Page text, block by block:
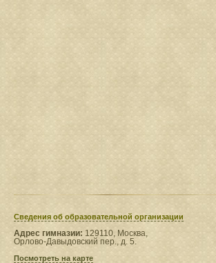
Сведения​ об образовательной организации
Адрес гимназии: 129110, Москва,
Орлово-Давыдовский пер., д. 5.
Посмотреть на карте